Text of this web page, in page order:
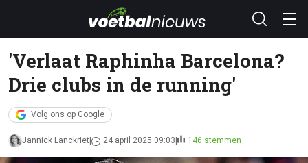
'Verlaat Raphinha Barcelona?
Drie clubs in de running'
Volg ons op Google
Jannick Lanckriet 24 april 2025 09:03 146 stemmen